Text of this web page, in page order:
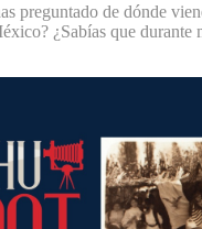
preguntado de dónde
¿Sabías que